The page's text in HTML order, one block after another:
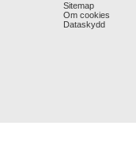
Sitemap
Om cookies
Dataskydd